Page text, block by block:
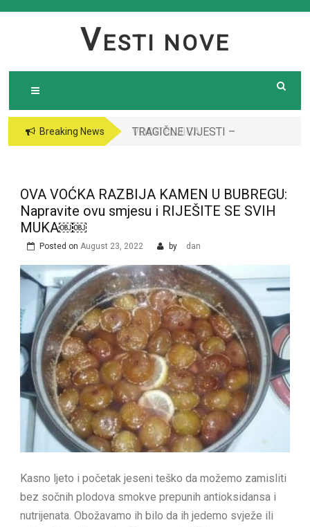
VESTI NOVE
Breaking News
TRAGIČNE VIJESTI –
ispred njene kuće￼￼
VODITELJICA
SRBIJU: Čekajte da
vidite kako danas
OVA VOĆKA RAZBIJA KAMEN U BUBREGU:
Napravite ovu smjesu i RIJEŠITE SE SVIH
MUKA￼￼
Posted on August 23, 2022 by dan
Kasno ljeto i početak jeseni teško da možemo zamisliti
bez sočnih plodova smokve prepunih antioksidansa i
nutrijenata. Obožavamo ih bilo da ih jedemo svježe ili